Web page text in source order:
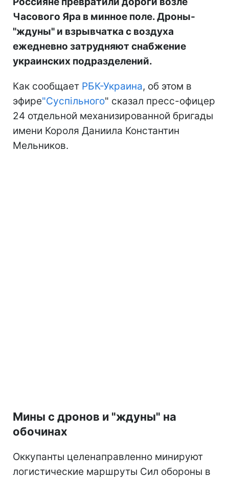
Часового Яра в минное поле. Дроны-
"ждуны" и взрывчатка с воздуха
ежедневно затрудняют снабжение
украинских подразделений.
Как сообщает РБК-Украина, об этом в
эфире"Суспільного" сказал пресс-офицер
24 отдельной механизированной бригады
имени Короля Даниила Константин
Мельников.
Мины с дронов и "ждуны" на
обочинах
Оккупанты целенаправленно минируют
логистические маршруты Сил обороны в